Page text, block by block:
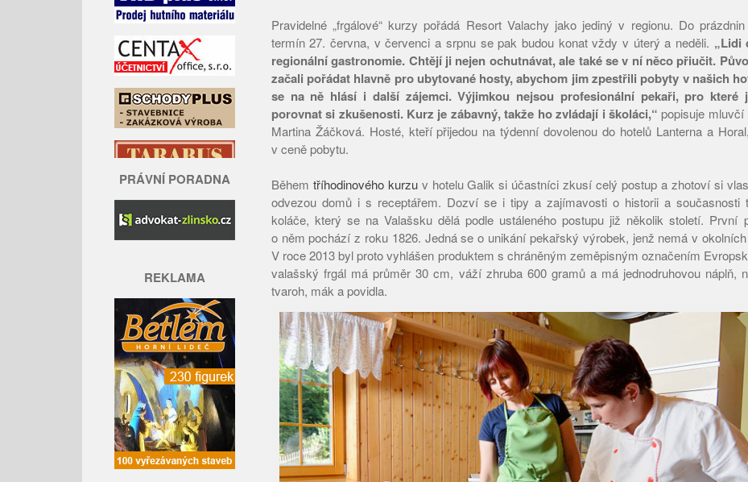
PRÁVNÍ PORADNA
REKLAMA
Pravidelné „frgálové“ kurzy pořádá Resort Valachy jako jediný v regionu. Do
termín 27. června, v červenci a srpnu se pak budou konat vždy v úterý a neděli. „Lidi
regionální gastronomie. Chtějí ji nejen ochutnávat, ale také se v ní něco přiučit.
začali pořádat hlavně pro ubytované hosty, abychom jim zpestřili pobyty v našich
se na ně hlásí i další zájemci. Výjimkou nejsou profesionální pekaři, pro které
porovnat si zkušenosti. Kurz je zábavný, takže ho zvládají i školáci,“ popisuje mluvčí
Martina Žáčková. Hosté, kteří přijedou na týdenní dovolenou do hotelů Lanterna a
v ceně pobytu.
Během tříhodinového kurzuv hotelu Galik si účastníci zkusí celý postup a zhotoví si
odvezou domů i s receptářem. Dozví se i tipy a zajímavosti o historii a současnosti
koláče, který se na Valašsku dělá podle ustáleného postupu již několik století. První
o něm pochází z roku 1826. Jedná se o unikání pekařský výrobek, jenž nemá v
V roce 2013 byl proto vyhlášen produktem s chráněným zeměpisným označením
valašský frgál má průměr 30 cm, váží zhruba 600 gramů a má jednodruhovou náplň,
tvaroh, mák a povidla.